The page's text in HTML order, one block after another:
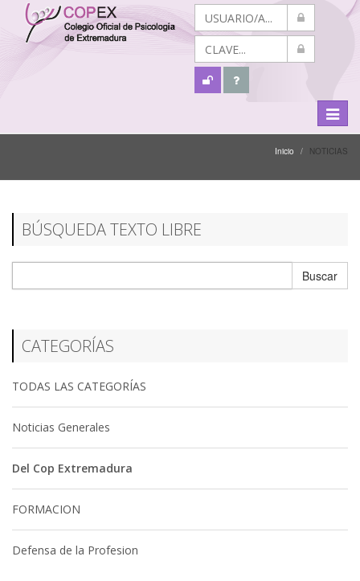
Menú
Inicio NOTICIAS
BÚSQUEDA TEXTO LIBRE
Buscar
CATEGORÍAS
TODAS LAS CATEGORÍAS
Noticias Generales
Del Cop Extremadura
FORMACION
Defensa de la Profesion